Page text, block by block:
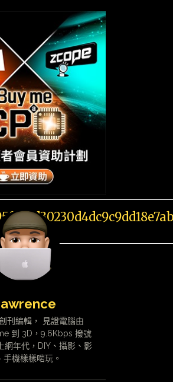
刊編輯， 見證電腦由
到 3D，9.6Kbps 撥號
網年代，DIY、攝影、影
手機樣樣啱玩。